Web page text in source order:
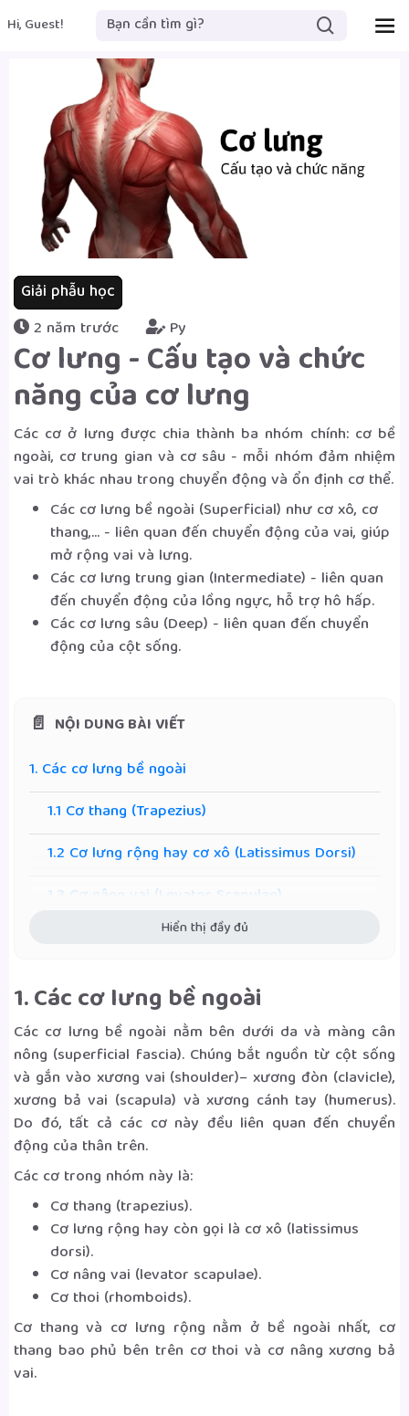
Hi, Guest!
Giải phẫu học
2 năm trước Py
Cơ lưng - Cấu tạo và chức
năng của cơ lưng
Các cơ ở lưng được chia thành ba nhóm chính: cơ bề
ngoài, cơ trung gian và cơ sâu - mỗi nhóm đảm nhiệm
vai trò khác nhau trong chuyển động và ổn định cơ thể.
Các cơ lưng bề ngoài (Superficial) như cơ xô, cơ
thang,... - liên quan đến chuyển động của vai, giúp
mở rộng vai và lưng.
Các cơ lưng trung gian (Intermediate) - liên quan
đến chuyển động của lồng ngực, hỗ trợ hô hấp.
Các cơ lưng sâu (Deep) - liên quan đến chuyển
động của cột sống.
NỘI DUNG BÀI VIẾT
1. Các cơ lưng bề ngoài
1.1 Cơ thang (Trapezius)
1.2 Cơ lưng rộng hay cơ xô (Latissimus Dorsi)
1.3 Cơ nâng vai (Levator Scapulae)
1.4 Cơ thoi (Rhomboids)
1.4.1 Cơ hình thoi lớn (Rhomboid Major)
1.4.2 Cơ hình thoi nhỏ (Rhomboid Minor)
2. Các cơ lưng trung gian
2.1 Cơ răng sau trên (serratus posterior
superior)
2.2 Cơ răng sau dưới (serratus posterior
inferior)
3. Các cơ lưng sâu (Deep)
3.1 Lớp nông (superficial)
3.1.1 Splenius Capitis
3.1.2 Splenius Cervicis
Hiển thị đầy đủ
1. Các cơ lưng bề ngoài
Các cơ lưng bề ngoài nằm bên dưới da và màng cân
nông (superficial fascia). Chúng bắt nguồn từ cột sống
và gắn vào xương vai (shoulder)– xương đòn (clavicle),
xương bả vai (scapula) và xương cánh tay (humerus).
Do đó, tất cả các cơ này đều liên quan đến chuyển
động của thân trên.
Các cơ trong nhóm này là:
Cơ thang (trapezius).
Cơ lưng rộng hay còn gọi là cơ xô (latissimus
dorsi).
Cơ nâng vai (levator scapulae).
Cơ thoi (rhomboids).
Cơ thang và cơ lưng rộng nằm ở bề ngoài nhất, cơ
thang bao phủ bên trên cơ thoi và cơ nâng xương bả
vai.